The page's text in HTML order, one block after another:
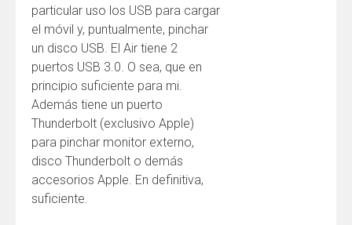
particular uso los USB para cargar
el móvil y, puntualmente, pinchar
un disco USB. El Air tiene 2
puertos USB 3.0. O sea, que en
principio suficiente para mi.
Además tiene un puerto
Thunderbolt (exclusivo Apple)
para pinchar monitor externo,
disco Thunderbolt o demás
accesorios Apple. En definitiva,
suficiente.